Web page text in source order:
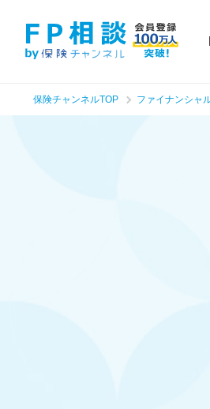
保険チャンネルTOP ファイナンシャ